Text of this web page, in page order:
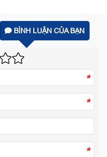
BÌNH LUẬN CỦA BẠN
*
*
*